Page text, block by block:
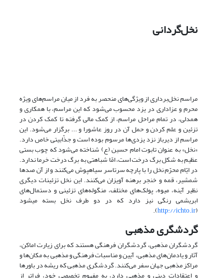
نخل‌گردانی
مراسم نخل‌برداری از ویژگی‌های منحصر به ‌فرد از میان مراسم‌های ویژه
محرم و عزاداری در یزد محسوب می‌شود که این مراسم، با همکاری و
همدلی، در تمام مراحل مراسم، از کمک مالی گرفته تا کمک کردن در
تزئین و علم کردن و حمل آن در روز عاشورا و ... برگزار می‌شود. این
مراسم از دیرباز نزد یزدی‌ها مرسوم بوده است و جذّابیتی خاص دارد.
«نخل» به ‌عنوان تابوت امام حسین (ع) شناخته می‌شود که چوب‌ بستی
عظیم به شکل برگ درخت است، امّا شباهتی به برگ درخت خرما ندارد.
در ایّام محرّم نخل را با پارچه سرتاسر سیاهپوش می‌کنند و از آن صدها
شمشیر، قمه و خنجر برهنه آویزان می‌کنند. این نخل تزئینات دیگری
نظیر آینه، میوه، پولک‌های مختلف، منگوله‌های تزئینی و دستمال‌های
ابریشمی رنگی نیز دارد که در دو طرف نخل بسته می­شود
(
http://ichto.ir
).
گردشگری مذهبی
گردشگران مذهبی، گردشگران فرهنگی هستند که برای زیارت اماکن،
آثار و یادمان‌های مذهبی، آیین و مناسبات فرهنگی و مذهبی به مکان‌ها و
مراکز مذهبی جهان سفر می‌کنند. گردشگری مذهبی که ریشه در باورها